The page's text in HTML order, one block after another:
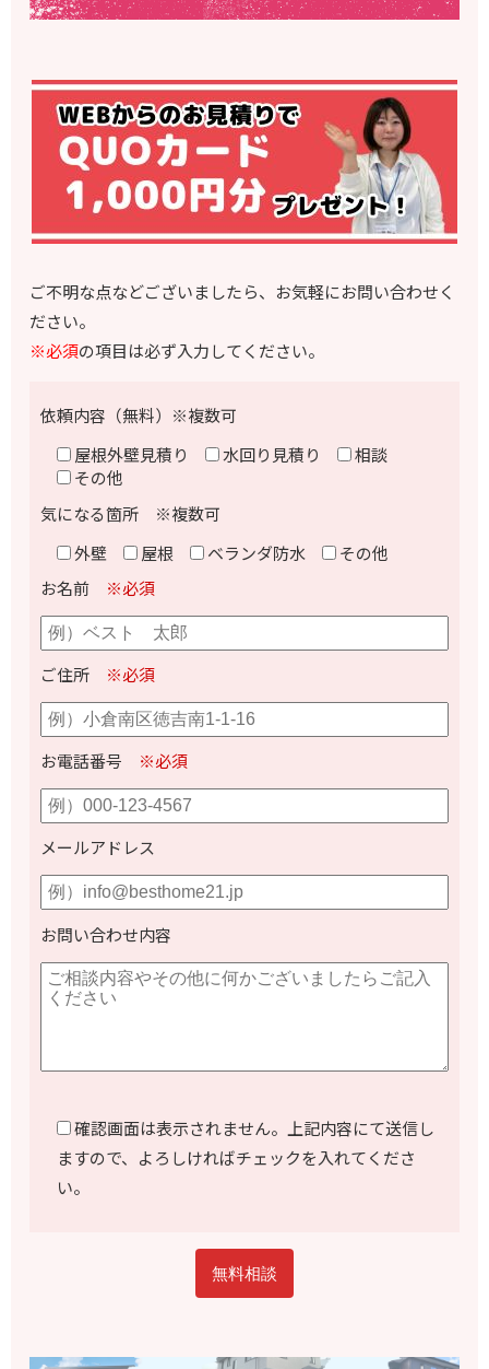
ご不明な点などございましたら、お気軽にお問い合わせく
ださい。
※必須の項目は必ず入力してください。
依頼内容（無料）※複数可
屋根外壁見積り
水回り見積り
相談
その他
気になる箇所 ※複数可
外壁
屋根 ベランダ防水
その他
お名前 ※必須
ご住所 ※必須
お電話番号 ※必須
メールアドレス
お問い合わせ内容
確認画面は表示されません。上記内容にて送信し
ますので、よろしければチェックを入れてくださ
い。